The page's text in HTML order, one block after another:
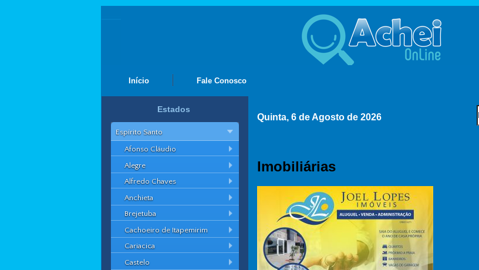
Início Fale Conosco
Estados
Espírito Santo
Afonso Cláudio
Alegre
Alfredo Chaves
Anchieta
Brejetuba
Cachoeiro de Itapemirim
Cariacica
Castelo
Quinta, 6 de Agosto de 2026
Imobiliárias